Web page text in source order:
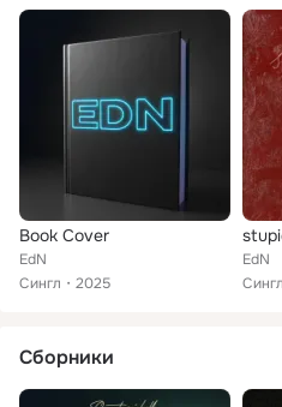
Book Cover
EdN
Сингл
2025
EdN
Сингл
Сборники